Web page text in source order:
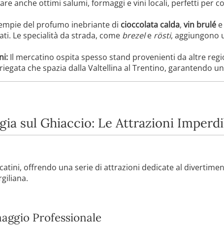
anche ottimi salumi, formaggi e vini locali, perfetti per
del profumo inebriante di cioccolata calda, vin brulé
Le specialità da strada, come brezele rösti, aggiungono
Il mercatino ospita spesso stand provenienti da altre
che spazia dalla Valtellina al Trentino, garantendo
sul Ghiaccio: Le Attrazioni
offrendo una serie di attrazioni dedicate al
Professionale